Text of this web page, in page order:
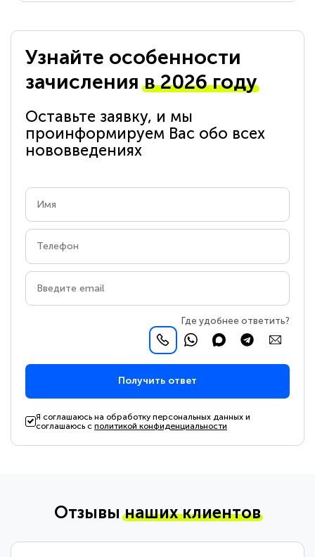
Узнайте особенности
зачисленияв 2026 году
Оставьте заявку, и мы
проинформируем Вас обо всех
нововведениях
Где удобнее ответить?
Получить ответ
Я соглашаюсь на обработку персональных данных и
соглашаюсь сполитикой конфиденциальности
Отзывынаших клиентов